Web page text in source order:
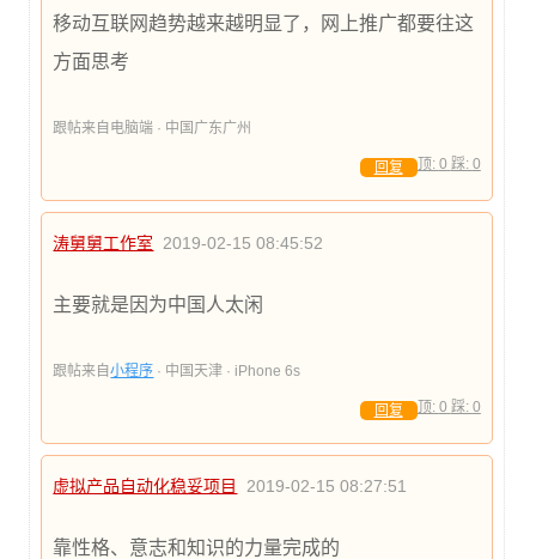
移动互联网趋势越来越明显了，网上推广都要往这
方面思考
跟帖来自电脑端 · 中国广东广州
顶: 0 踩: 0
回复
涛舅舅工作室 2019-02-15 08:45:52
主要就是因为中国人太闲
跟帖来自小程序 · 中国天津 · iPhone 6s
顶: 0 踩: 0
回复
虚拟产品自动化稳妥项目 2019-02-15 08:27:51
靠性格、意志和知识的力量完成的